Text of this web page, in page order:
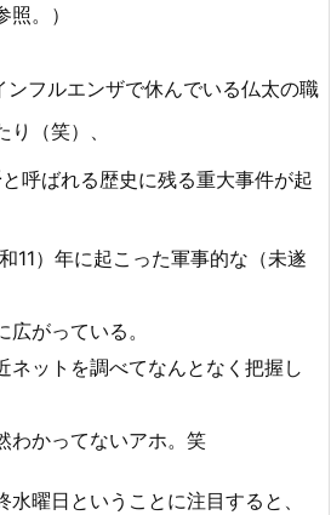
照。）
ンフルエンザで休んでいる仏太の職
（笑）、
と呼ばれる歴史に残る重大事件が起
11）年に起こった軍事的な（未遂
がっている。
ネットを調べてなんとなく把握し
わかってないアホ。笑
曜日ということに注目すると、